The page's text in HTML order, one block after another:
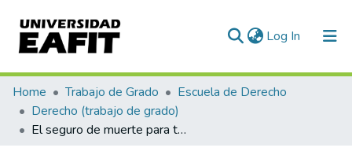
Log In (current)
Communities & Collections
All of DSpace
Home Trabajo de Grado
Escuela de Derecho
Derecho (trabajo de grado)
El seguro de muerte para trabajadores oficiales del decreto 1083 de 2015